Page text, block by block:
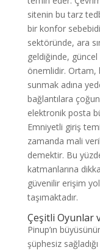
sitenin bu tarz
bir konfor
sektöründe, ara
geldiğinde,
önemlidir. Ortam,
sunmak adına
bağlantılara
elektronik posta
Emniyetli giriş
zamanda mali
demektir. Bu
katmanlarına
güvenilir erişim
taşımaktadır.
Çeşitli Oyunlar
Pinup’ın
şüphesiz